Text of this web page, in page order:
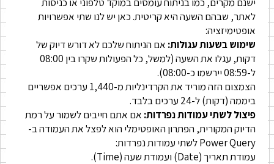
לאתר, שבהם השעה היא קריטית. כאן יש לנו שתי אפשרויות
אופטימיזציה:
שימוש בשעות עגולות: אם הניתוח שלכם לא דורש דיוק של
דקות, עגלו את השעה (למשל, כל הפעולות שקרו בין 08:00
ל-08:59 יירשמו כ-08:00).
הצמצום הזה מוריד את הקרדינליות מ-1,440 ערכים אפשריים
ביממה (דקות) ל-24 ערכים בלבד.
פיצול לשתי עמודות נפרדות: אם אתם חייבים לשמור על רמת
הדיוק המקורית, הפתרון האופטימלי הוא לפצל את העמודה ב-
Power Query לשתי עמודות נפרדות:
עמודת תאריך (Date) ועמודת שעה (Time).